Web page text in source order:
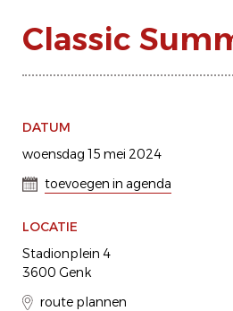
Classic
DATUM
woensdag 15 mei 2024
toevoegen in agenda
LOCATIE
Stadionplein 4
3600 Genk
route plannen